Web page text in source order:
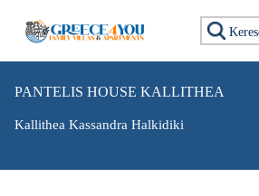
Keresés:
PANTELIS HOUSE KALLITHEA
Kallithea Kassandra Halkidiki